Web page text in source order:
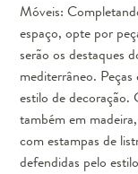
Móveis:
espaço, opte por
serão os destaques
mediterrâneo.
estilo de decoração.
também em
com estampas de
defendidas pelo